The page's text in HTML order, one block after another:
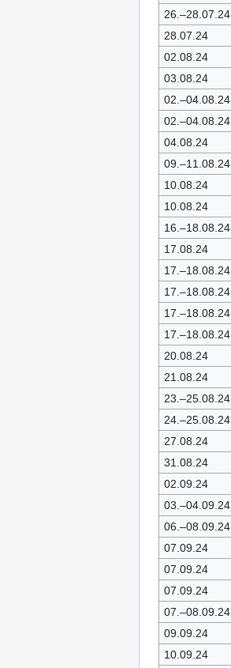
26.–28.07.24
28.07.24
02.08.24
03.08.24
02.–04.08.24
02.–04.08.24
04.08.24
09.–11.08.24
10.08.24
10.08.24
16.–18.08.24
17.08.24
17.–18.08.24
17.–18.08.24
17.–18.08.24
17.–18.08.24
20.08.24
21.08.24
23.–25.08.24
24.–25.08.24
27.08.24
31.08.24
02.09.24
03.–04.09.24
06.–08.09.24
07.09.24
07.09.24
07.09.24
07.–08.09.24
09.09.24
10.09.24